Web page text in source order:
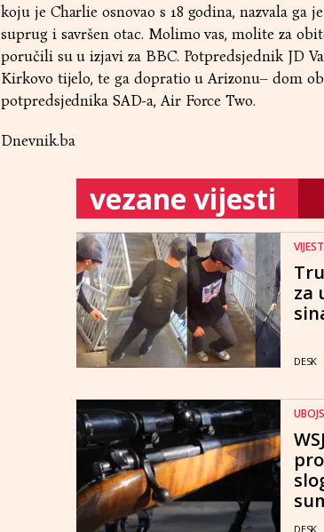
koju je Charlie osnovao s 18 godina, nazvala ga
suprug i savršen otac. Molimo vas, molite za
poručili su u izjavi za BBC. Potpredsjednik JD
Kirkovo tijelo, te ga dopratio u Arizonu– dom
potpredsjednika SAD-a, Air Force Two.
Dnevnik.ba
vezane vijesti
za
DESK
DESK